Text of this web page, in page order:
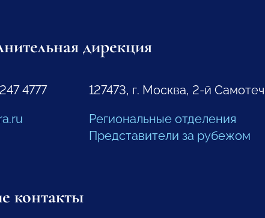
дирекция
4777
127473, г. Москва, 2-й
Региональные отделения
Представители за рубежом
контакты